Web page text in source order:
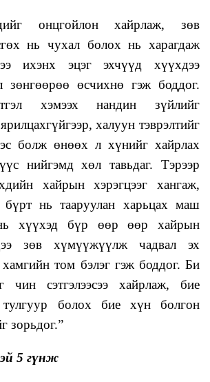
онцгойлон хайрлаж, зөв
нь чухал болох нь харагдаж
ихэнх эцэг эхчүүд хүүхдээ
зөнгөөрөө өсчихнө гэж боддог.
хэмээх нандин зүйлийг
халуун тэврэлтийг
болж өнөөх л хүнийг хайрлах
нийгэмд хөл тавьдаг. Тэрээр
хайрын хэрэгцээг хангаж,
бүрт нь тааруулан харьцах маш
хүүхэд бүр өөр өөр хайрын
зөв хүмүүжүүлж чадвал эх
том бэлэг гэж боддог. Би
чин сэтгэлээсээ хайрлаж, бие
болох бие хүн болгон
зорьдог.”
5 гүнж